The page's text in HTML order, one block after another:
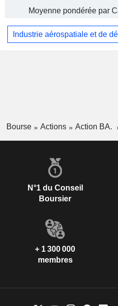
Moyenne pondérée par
Industrie aérospatiale et de
Bourse Actions Action BA.
N°1 du Conseil
Boursier
+ 1 300 000
membres